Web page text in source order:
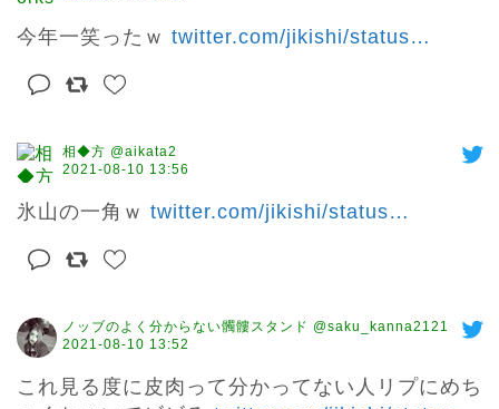
今年一笑ったｗ twitter.com/jikishi/status…
相◆方 @aikata2
2021-08-10 13:56
氷山の一角ｗ twitter.com/jikishi/status…
ノッブのよく分からない髑髏スタンド @saku_kanna2121
2021-08-10 13:52
これ見る度に皮肉って分かってない人リプにめち